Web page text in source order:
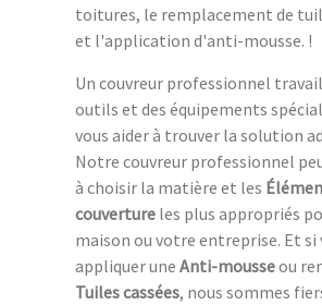
toitures, le remplacement de
et l'application d'anti-mousse. !
Un couvreur professionnel
outils et des équipements
vous aider à trouver la solution
Notre couvreur professionnel
à choisir la matière et les
couverture les plus appropriés
maison ou votre entreprise. Et si
appliquer une Anti-mousseou
Tuiles cassées, nous sommes